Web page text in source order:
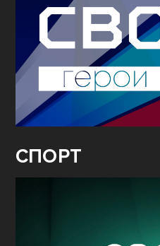
СПОРТ